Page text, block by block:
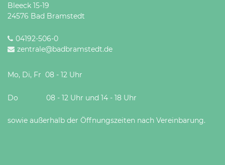
Bleeck 15-19
24576 Bad Bramstedt
04192-506-0
zentrale@badbramstedt.de
Mo, Di, Fr 08 - 12 Uhr
Do 08 - 12 Uhr und 14 - 18 Uhr
sowie außerhalb der Öffnungszeiten nach Vereinbarung.